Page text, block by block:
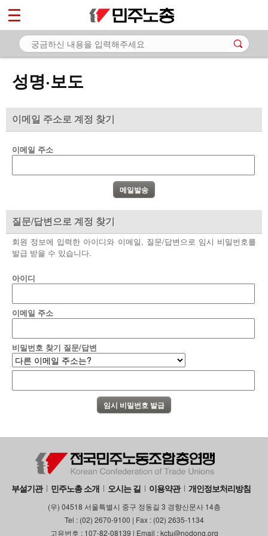
성명·보도
이메일 주소로 계정 찾기
이메일 주소
질문/답변으로 계정 찾기
회원 정보에 입력한 아이디와 이메일, 질문/답변으로 임시 비밀번호를
발급 받을 수 있습니다.
아이디
이메일 주소
비밀번호 찾기 질문/답변
부설기관 민주노총 소개 오시는 길 이용약관 개인정보처리방침
(우) 04518 서울특별시 중구 정동길 3 경향신문사 14층
Tel : (02) 2670-9100 | Fax : (02) 2635-1134
고유번호 : 107-82-08139 | Email : kctu@nodong.org
마이페이지
소개
- 공지사항
- 성명·보도
부설기관
업무